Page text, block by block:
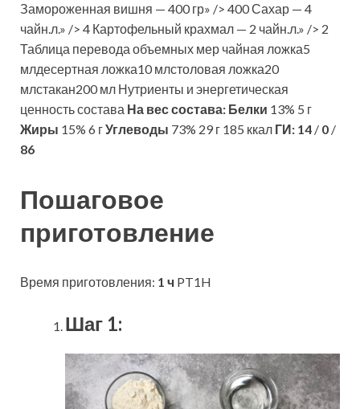
Замороженная вишня — 400 гр» /> 400 Сахар — 4
чайн.л.» /> 4 Картофельный крахмал — 2 чайн.л.» /> 2
Таблица перевода объемных мер чайная ложка5
млдесертная ложка10 млстоловая ложка20
млстакан200 мл Нутриенты и энергетическая
ценность состава На вес состава: Белки 13% 5 г
Жиры 15% 6 гУглеводы 73% 29 г 185 ккал ГИ: 14 / 0 /
86
Пошаговое
приготовление
Время приготовления: 1 ч PT1H
Шаг 1: